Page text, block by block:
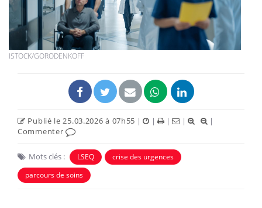
ISTOCK/GORODENKOFF
Publié le 25.03.2026 à 07h55 | | | |
|
Commenter
Mots clés : LSEQ
crise des urgences
parcours de soins